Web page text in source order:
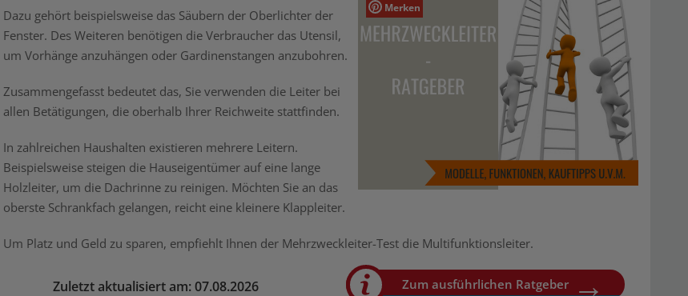
Merken
Dazu gehört beispielsweise das Säubern der Oberlichter der
Fenster. Des Weiteren benötigen die Verbraucher das Utensil,
um Vorhänge anzuhängen oder Gardinenstangen anzubohren.
Zusammengefasst bedeutet das, Sie verwenden die Leiter bei
allen Betätigungen, die oberhalb Ihrer Reichweite stattfinden.
In zahlreichen Haushalten existieren mehrere Leitern.
Beispielsweise steigen die Hauseigentümer auf eine lange
Holzleiter, um die Dachrinne zu reinigen. Möchten Sie an das
oberste Schrankfach gelangen, reicht eine kleinere Klappleiter.
Um Platz und Geld zu sparen, empfiehlt Ihnen der Mehrzweckleiter-Test die Multifunktionsleiter.
Zuletzt aktualisiert am: 07.08.2026 Zum ausführlichen Ratgeber